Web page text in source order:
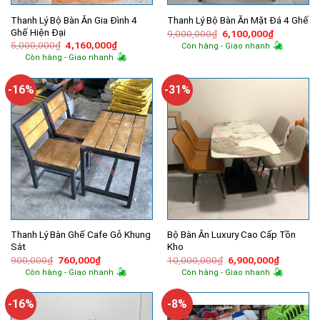
Thanh Lý Bộ Bàn Ăn Gia Đình 4
Ghế Hiện Đại
5,000,000₫ Giá
gốc
là:
4,160,000₫Giá
hiện
tại
4,160,000₫.
Còn hàng - Giao nhanh
Thanh Lý Bộ Bàn Ăn Mặt Đá 4 Ghế
9,000,000₫ Giá
gốc
là:
6,100,000₫Giá
hiện
tại
Còn hàng - Giao nhanh
-16%
Thanh Lý Bàn Ghế Cafe Gỗ Khung
Sắt
900,000₫ Giá
gốc
là:
760,000₫Giá
hiện
tại
760,000₫.
Còn hàng - Giao nhanh
-31%
Bộ Bàn Ăn Luxury Cao Cấp Tồn
Kho
10,000,000₫ Giá
gốc
là:
6,900,000₫Giá
hiện
tại
Còn hàng - Giao nhanh
-16% -8%